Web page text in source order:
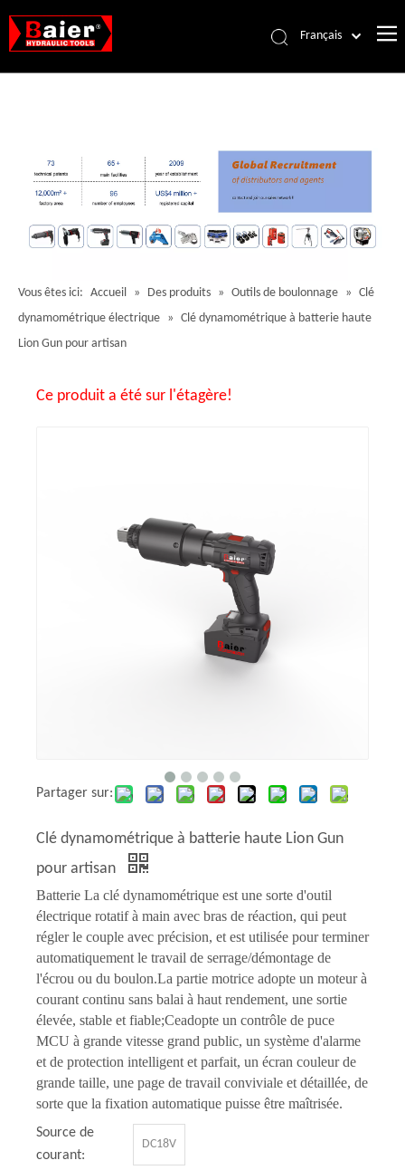
Français
English
Vous êtes ici: Accueil » Des produits » Outils de boulonnage » Clé
dynamométrique électrique » Clé dynamométrique à batterie haute
Lion Gun pour artisan
Ce produit a été sur l'étagère!
Partager sur:
Clé dynamométrique à batterie haute Lion Gun
pour artisan
Batterie La clé dynamométrique est une sorte d'outil
électrique rotatif à main avec bras de réaction, qui peut
régler le couple avec précision, et est utilisée pour terminer
automatiquement le travail de serrage/démontage de
l'écrou ou du boulon.La partie motrice adopte un moteur à
courant continu sans balai à haut rendement, une sortie
élevée, stable et fiable;Ceadopte un contrôle de puce
MCU à grande vitesse grand public, un système d'alarme
et de protection intelligent et parfait, un écran couleur de
grande taille, une page de travail conviviale et détaillée, de
sorte que la fixation automatique puisse être maîtrisée.
Source de
courant:
DC18V